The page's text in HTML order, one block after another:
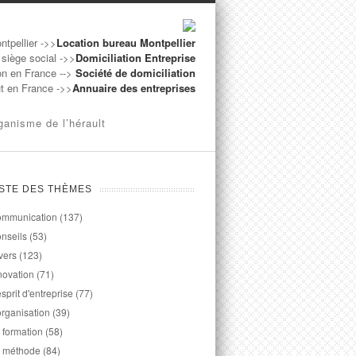
->>Location bureau Montpellier
social ->>Domiciliation Entreprise
en France --> Société de domiciliation
en France ->>Annuaire des entreprises
de l’hérault
DES THÈMES
(137)
(53)
(123)
(71)
d'entreprise (77)
(39)
(58)
méthode (84)